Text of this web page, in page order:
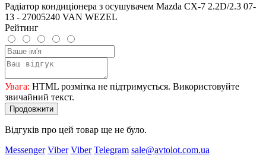
Радіатор кондиціонера з осушувачем Mazda CX-7 2.2D/2.3 07-
13 - 27005240 VAN WEZEL
Рейтинг
Увага: HTML розмітка не підтримується. Використовуйте
звичайний текст.
Продовжити
Відгуків про цей товар ще не було.
Messenger Viber Viber Telegram sale@avtolot.com.ua